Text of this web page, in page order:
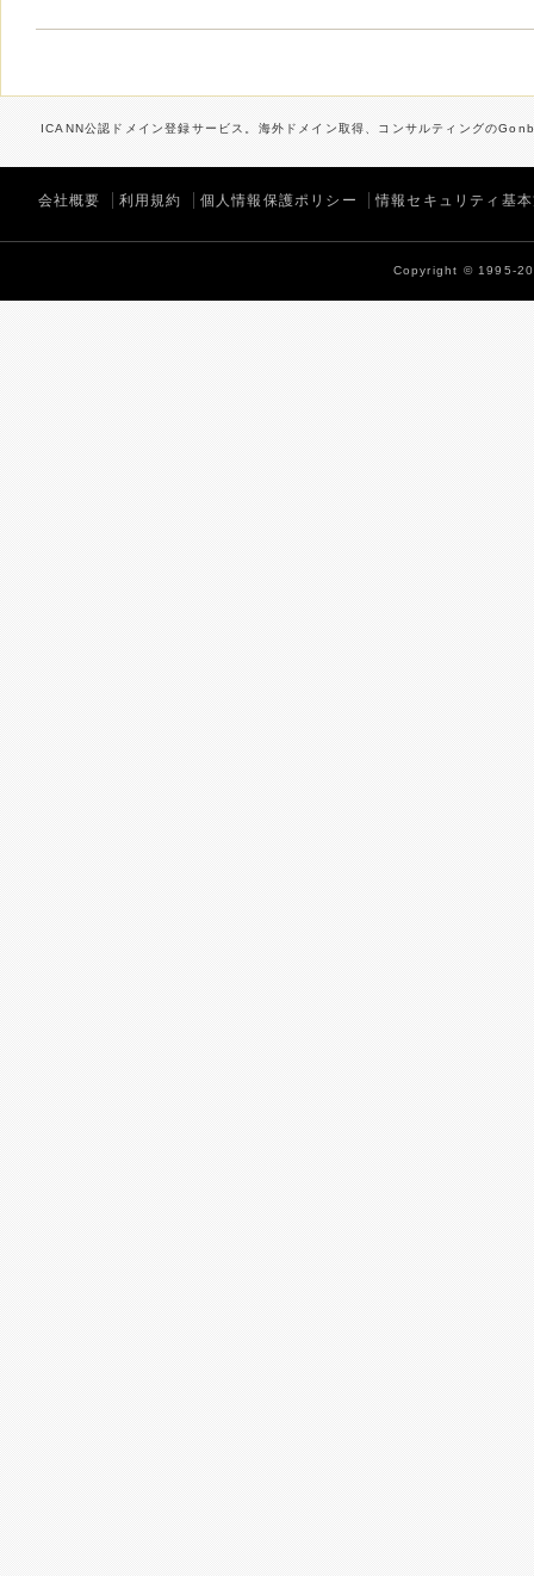
ICANN公認ドメイン登録サービス。海外ドメイン取得、コンサルティングの
会社概要 利用規約 個人情報保護ポリシー 情報セキュリティ基
Copyright © 1995-